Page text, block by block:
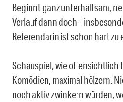
Beginnt ganz unterhaltsam,
Verlauf dann doch –
Referendarin ist schon hart zu
Schauspiel, wie offensichtlich
Komödien, maximal hölzern.
noch aktiv zwinkern würden,